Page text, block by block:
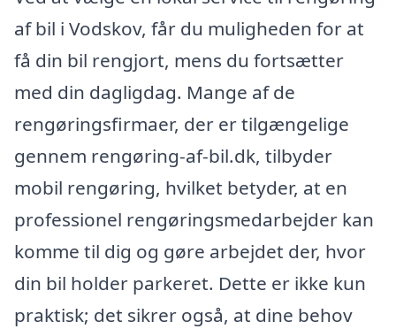
af bil i Vodskov, får du muligheden for at
få din bil rengjort, mens du fortsætter
med din dagligdag. Mange af de
rengøringsfirmaer, der er tilgængelige
gennem rengøring-af-bil.dk, tilbyder
mobil rengøring, hvilket betyder, at en
professionel rengøringsmedarbejder kan
komme til dig og gøre arbejdet der, hvor
din bil holder parkeret. Dette er ikke kun
praktisk; det sikrer også, at dine behov